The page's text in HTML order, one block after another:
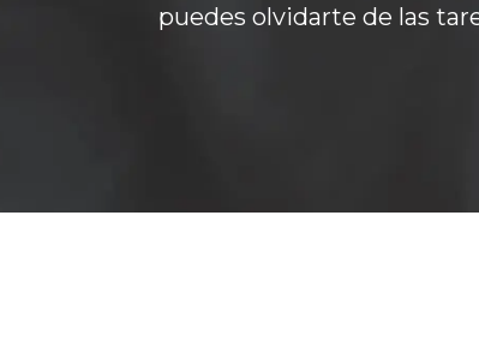
puedes olvidarte de las